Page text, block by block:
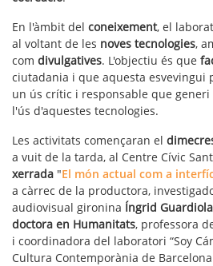
En l'àmbit del coneixement, el
al voltant de les noves tecnologies,
com divulgatives. L'objectiu és que
ciutadania i que aquesta esvevingui
un ús crític i responsable que
l'ús d'aquestes tecnologies.
Les activitats començaran el
a vuit de la tarda, al Centre Cívic
xerrada "El món actual com a
a càrrec de la productora,
audiovisual gironina Íngrid Guardiola
doctora en Humanitats, professora
i coordinadora del laboratori “Soy
Cultura Contemporània de Barcelona